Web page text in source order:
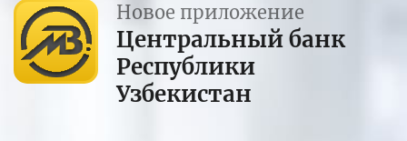
Новое приложение
Центральный банк
Республики
Узбекистан